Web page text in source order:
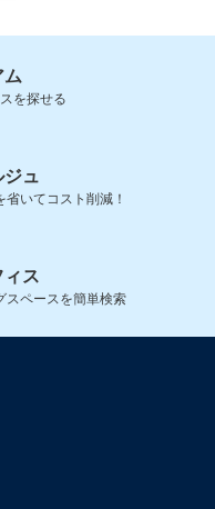
ム
を探せる
ュ
いてコスト削減！
ス
スペースを簡単検索